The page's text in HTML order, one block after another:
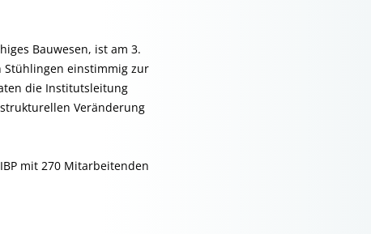
Bauwesen, ist am 3.
Stühlingen einstimmig zur
die Institutsleitung
Veränderung
mit 270 Mitarbeitenden